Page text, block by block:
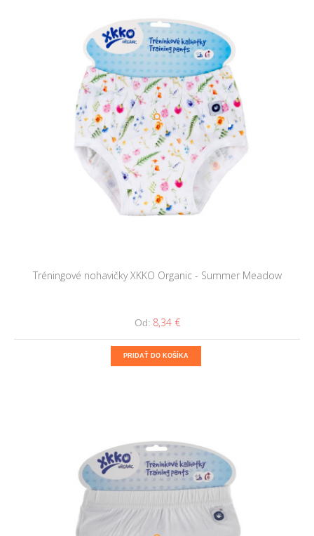
Tréningové nohavičky XKKO Organic - Summer Meadow
Od: 8,34 €
PRIDAŤ DO KOŠÍKA